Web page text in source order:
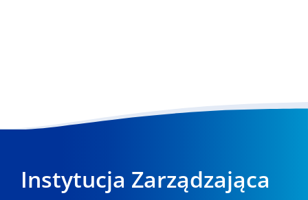
Instytucja Zarządzająca